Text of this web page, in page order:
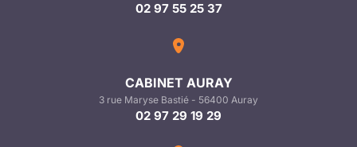
02 97 55 25 37
CABINET AURAY
3 rue Maryse Bastié - 56400 Auray
02 97 29 19 29